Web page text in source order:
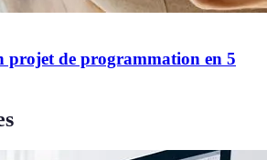
projet de programmation en 5